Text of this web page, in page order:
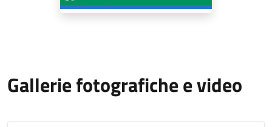
Gallerie fotografiche e video